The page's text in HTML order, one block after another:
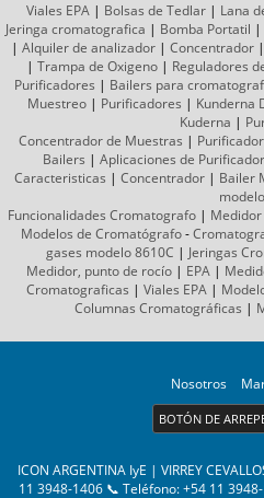
Viales EPA| Bolsas de Tedlar| Lana
Jeringa cromatografica | Bomba Portatil |
| Alquiler de analizador| Concentrador|
| Trampa de Oxigeno | Reguladores
Purificadores | Bailers para
Muestreo| Purificadores | Kunderna
Kuderna |
Concentrador de Muestras | Purificador
Bailers | Aplicaciones de Purificador
Caracteristicas | Concentrador | Bailer
Funcionalidades Cromatografo |
Modelos de Cromatógrafo-
gases modelo 8610C | Jeringas
Medidor, punto de rocío| EPA|
Cromatograficas | Viales EPA |
Columnas Cromatográficas |
Nosotros
BOTÓN DE
ICON ARGENTINA IyE | VIRREY
11 3948-1406 📞 Teléfono: +54 11